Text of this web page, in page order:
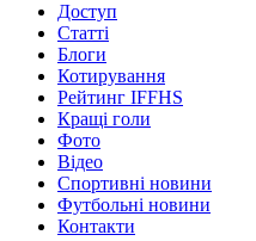
Доступ
Статті
Блоги
Котирування
Рейтинг IFFHS
Кращі голи
Фото
Відео
Спортивні новини
Футбольні новини
Контакти